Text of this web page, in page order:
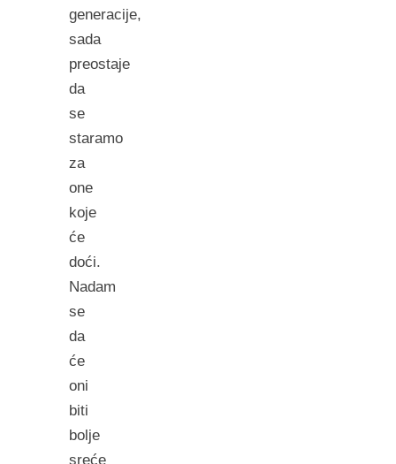
generacije,
sada
preostaje
da
se
staramo
za
one
koje
će
doći.
Nadam
se
da
će
oni
biti
bolje
sreće